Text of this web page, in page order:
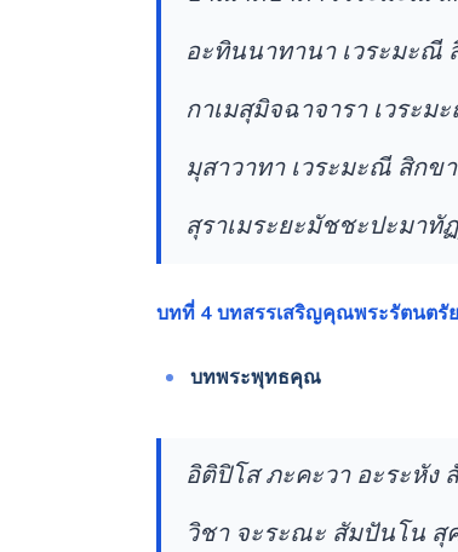
อะทินนาทานา เวระมะณี
กาเมสุมิจฉาจารา เวระ
มุสาวาทา เวระมะณี สิกข
สุราเมระยะมัชชะปะมาทั
บทที่ 4 บทสรรเสริญคุณพระรัตนตรัย
บทพระพุทธคุณ
อิติปิโส ภะคะวา อะระหัง
วิชา จะระณะ สัมปันโน สุ